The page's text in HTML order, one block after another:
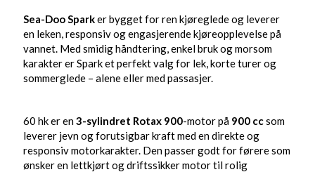
Sea-Doo Sparker bygget for ren kjøreglede og leverer
en leken, responsiv og engasjerende kjøreopplevelse på
vannet. Med smidig håndtering, enkel bruk og morsom
karakter er Spark et perfekt valg for lek, korte turer og
sommerglede – alene eller med passasjer.
60 hk er en3-sylindret Rotax 900-motor på 900 ccsom
leverer jevn og forutsigbar kraft med en direkte og
responsiv motorkarakter. Den passer godt for førere som
ønsker en lettkjørt og driftssikker motor til rolig